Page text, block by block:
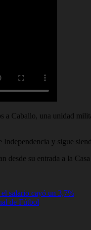
Caballo, una unidad
y sigue
su entrada a la
salario cayó un 3,7%
de Fútbol